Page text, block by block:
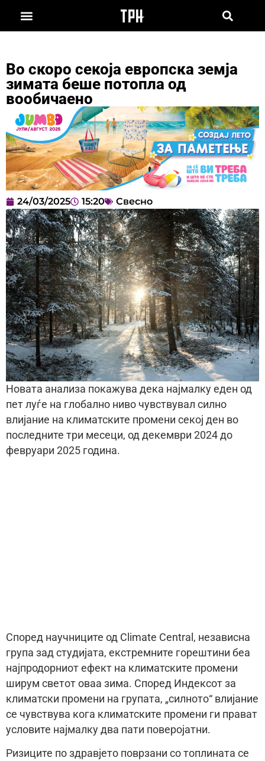
Во скоро секоја европска земја
зимата беше потопла од
вообичаено
24/03/2025 15:20 Свесно
Новата анализа покажува дека најмалку еден од
пет луѓе на глобално ниво чувствувал силно
влијание на климатските промени секој ден во
последните три месеци, од декември 2024 до
февруари 2025 година.
Според научниците од Climate Central, независна
група зад студијата, екстремните горештини беа
најпродорниот ефект на климатските промени
ширум светот оваа зима. Според Индексот за
климатски промени на групата, „силното“ влијание
се чувствува кога климатските промени ги прават
условите најмалку два пати поверојатни.
Ризиците по здравјето поврзани со топлината се